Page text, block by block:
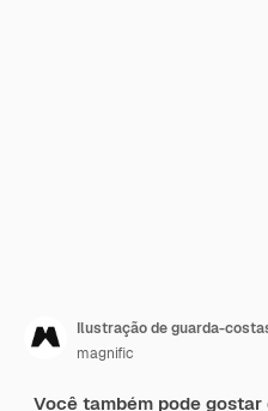
Ilustração de guarda-
magnific
Você também pode